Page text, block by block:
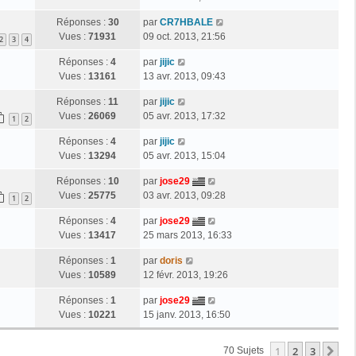
2 3 4
Réponses : 30
Vues : 71931
par CR7HBALE
09 oct. 2013, 21:56
Réponses : 4
Vues : 13161
par jijic
13 avr. 2013, 09:43
1 2
Réponses : 11
Vues : 26069
par jijic
05 avr. 2013, 17:32
Réponses : 4
Vues : 13294
par jijic
05 avr. 2013, 15:04
1 2
Réponses : 10
Vues : 25775
par jose29
03 avr. 2013, 09:28
Réponses : 4
Vues : 13417
par jose29
25 mars 2013, 16:33
Réponses : 1
Vues : 10589
par doris
12 févr. 2013, 19:26
Réponses : 1
Vues : 10221
par jose29
15 janv. 2013, 16:50
70 Sujets 1 2 3